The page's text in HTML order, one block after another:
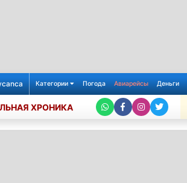
Категории Погода Авиарейсы Деньги
ХРОНИКА